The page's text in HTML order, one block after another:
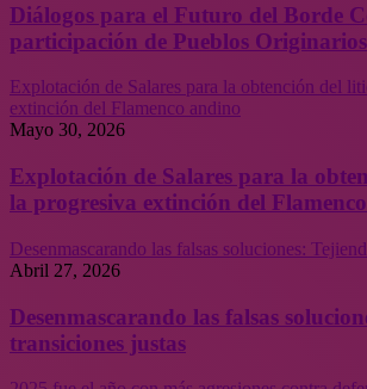
Diálogos para el Futuro del Borde
participación de Pueblos Originarios
Explotación de Salares para la obtención del
extinción del Flamenco andino
Mayo 30, 2026
Explotación de Salares para la
la progresiva extinción del
Desenmascarando las falsas soluciones:
Abril 27, 2026
Desenmascarando las falsas
transiciones justas